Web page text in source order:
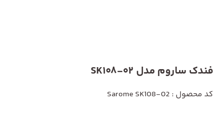
فندک ساروم مدل SK108-02
کد محصول : Sarome SK108-02